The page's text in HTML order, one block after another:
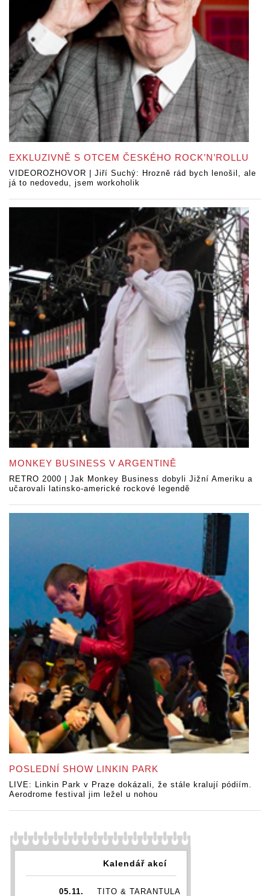
EXKLUZIVNĚ S OTCEM ČESKÉHO ROCK’N’ROLLU
VIDEOROZHOVOR | Jiří Suchý: Hrozně rád bych lenošil, ale
já to nedovedu, jsem workoholik
MONKEY BUSINESS V ARGENTINĚ
RETRO 2000 | Jak Monkey Business dobyli Jižní Ameriku a
učarovali latinsko-americké rockové legendě
POSLEDNÍ SHOW LINKIN PARK
LIVE: Linkin Park v Praze dokázali, že stále kralují pódiím.
Aerodrome festival jim ležel u nohou
Kalendář akcí
05.11. TITO & TARANTULA